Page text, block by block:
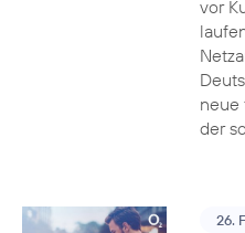
vor
neue
der
26.